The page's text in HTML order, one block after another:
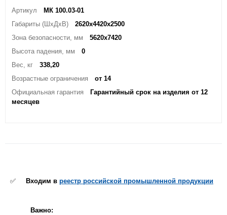
Артикул
МК 100.03-01
Габариты (ШхДхВ)
2620х4420х2500
Зона безопасности, мм
5620х7420
Высота падения, мм
0
Вес, кг
338,20
Возрастные ограничения
от 14
Официальная гарантия
Гарантийный срок на изделия от 12
месяцев
✅ Входим в реестр российской промышленной продукции
Важно: